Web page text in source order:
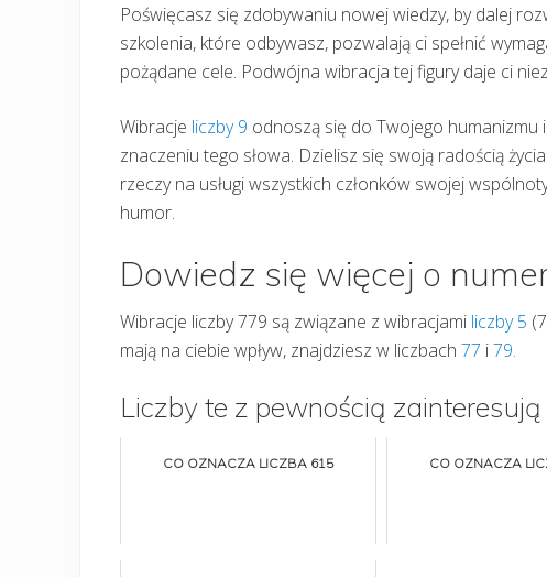
Poświęcasz się zdobywaniu nowej wiedzy, by dalej
szkolenia, które odbywasz, pozwalają ci spełnić
pożądane cele. Podwójna wibracja tej figury daje ci
Wibracje liczby 9 odnoszą się do Twojego humanizmu
znaczeniu tego słowa. Dzielisz się swoją radością
rzeczy na usługi wszystkich członków swojej
humor.
Dowiedz się więcej o
Wibracje liczby 779 są związane z wibracjami liczby 5
mają na ciebie wpływ, znajdziesz w liczbach 77 i79.
Liczby te z pewnością zainteresują
CO OZNACZA LICZBA 615 CO OZNACZA